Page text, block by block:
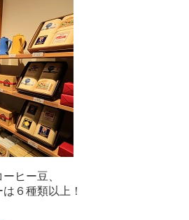
ヒー豆、
６種類以上！